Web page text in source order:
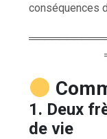
conséquences
1. Deux
de vie